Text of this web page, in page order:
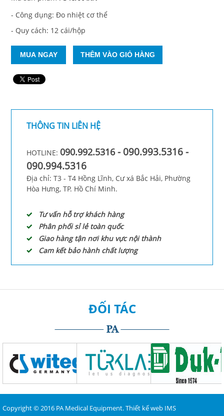
- Công dụng: Đo nhiệt cơ thể
- Quy cách: 12 cái/hộp
THÔNG TIN LIÊN HỆ
HOTLINE: 090.992.5316- 090.993.5316 -
090.994.5316
Địa chỉ: T3 - T4 Hồng Lĩnh, Cư xá Bắc Hải, Phường
Hòa Hưng, TP. Hồ Chí Minh.
Tư vấn hỗ trợ khách hàng
Phân phối sỉ lẻ toàn quốc
Giao hàng tận nơi khu vực nội thành
Cam kết bảo hành chất lượng
ĐỐI TÁC
Copyright © 2016 PA Medical Equipment.Thiết kế web IMS